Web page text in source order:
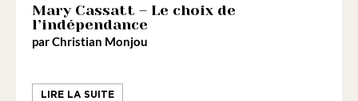
Mary Cassatt – Le choix de
l’indépendance
par Christian Monjou
LIRE LA SUITE